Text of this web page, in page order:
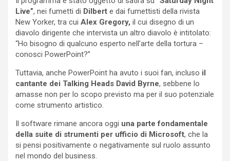
Live”, nei fumetti di Dilbert e dai fumettisti della rivista
New Yorker, tra cui Alex Gregory, il cui disegno di un
diavolo dirigente che intervista un altro diavolo è intitolato:
“Ho bisogno di qualcuno esperto nell’arte della tortura –
conosci PowerPoint?”
Tuttavia, anche PowerPoint ha avuto i suoi fan, incluso il
cantante dei Talking Heads David Byrne, sebbene lo
amasse non per lo scopo previsto ma per il suo potenziale
come strumento artistico.
Il software rimane ancora oggi una parte fondamentale
della suite di strumenti per ufficio di Microsoft, che la
si pensi positivamente o negativamente sul ruolo assunto
nel mondo del business.